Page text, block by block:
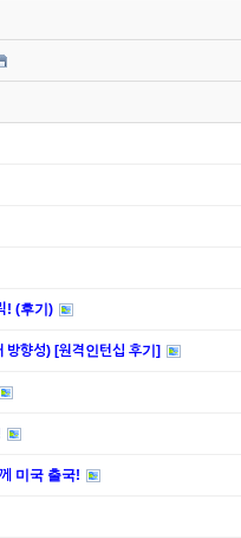
! (후기)
향성) [원격인턴십 후기]
미국 출국!